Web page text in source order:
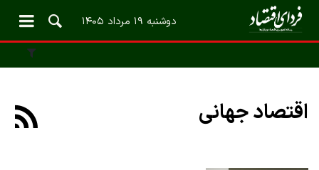
دوشنبه ۱۹ مرداد ۱۴۰۵
اقتصاد جهانی